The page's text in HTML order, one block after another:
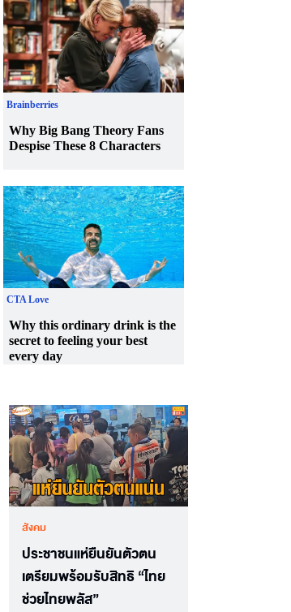
สังคม
ประชาชนแห่ยืนยันตัวตน
เตรียมพร้อมรับสิทธิ “ไทย
ช่วยไทยพลัส”